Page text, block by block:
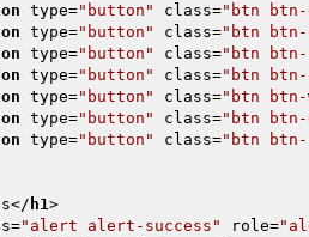
type="button" class="btn
type="button" class="btn btn-
type="button" class="btn btn-
type="button" class="btn
type="button" class="btn btn-
type="button" class="btn btn-
type="button" class="btn
</ h1>
="alert alert-success" role=